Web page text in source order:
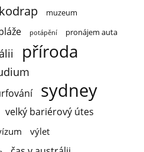
muzeum
potápění pronájem auta
příroda
sydney
velký bariérový útes
výlet